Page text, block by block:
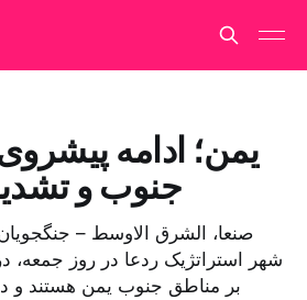
یمن؛ ادامه
جنوب و
صنعا، الشرق الاوسط –
شهر استراتژیک ردعا در روز
بر مناطق جنوب یمن هستند و